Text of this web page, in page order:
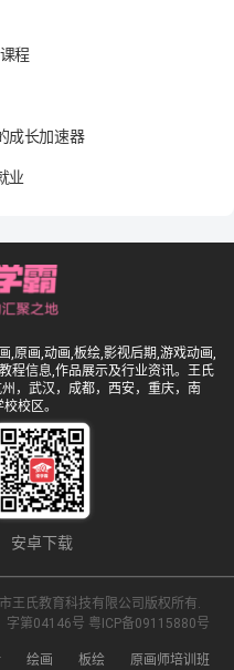
程
成长加速器
业
,原画,动画,板绘,影视后期,游戏动画,
程信息,作品展示及行业资讯。王氏
，武汉，成都，西安，重庆，南
校区。
安卓下载
王氏教育科技有限公司版权所有.
字第04146号 粤ICP备09115880号
绘画 板绘 原画师培训班